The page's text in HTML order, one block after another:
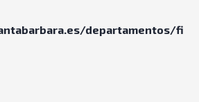
departamentos/fi